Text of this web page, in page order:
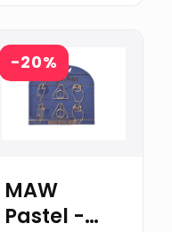
-20%
MAW
Pastel -